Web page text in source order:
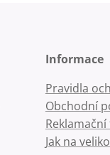
Informace
Pravidla
Obchodní
Jak na